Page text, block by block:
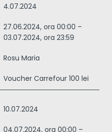
4.07.2024
27.06.2024, ora 00:00 –
03.07.2024, ora 23:59
Rosu Maria
Voucher Carrefour 100 lei
10.07.2024
04.07.2024, ora 00:00 –